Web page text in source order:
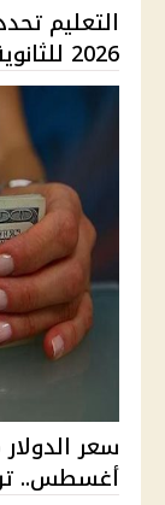
التعليم
2026 للثانوية العامة بالد...
أغسطس.. تراجع في